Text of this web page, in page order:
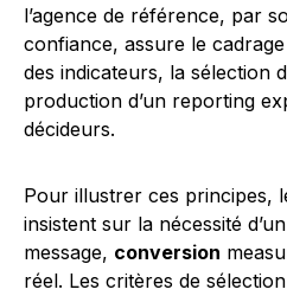
l’agence de référence, par
confiance, assure le cadrage
des indicateurs, la sélection
production d’un reporting
décideurs.
Pour illustrer ces principes,
insistent sur la nécessité
message, conversion
réel. Les critères de